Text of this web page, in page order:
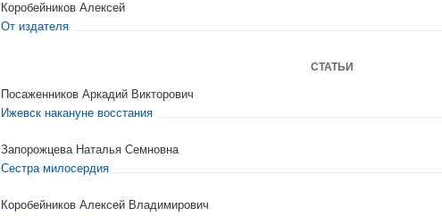
Коробейников Алексей
От издателя
СТАТЬИ
Посаженников Аркадий Викторович
Ижевск накануне восстания
Запорожцева Наталья Семновна
Сестра милосердия
Коробейников Алексей Владимирович